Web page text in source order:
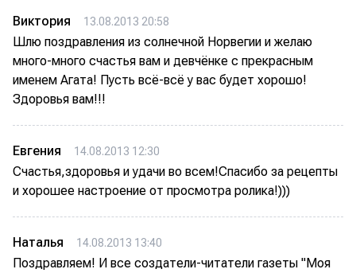
Виктория 13.08.2013 20:58
Шлю поздравления из солнечной Норвегии и желаю
много-много счастья вам и девчёнке с прекрасным
именем Агата! Пусть всё-всё у вас будет хорошо!
Здоровья вам!!!
Евгения 14.08.2013 12:30
Счастья,здоровья и удачи во всем!Спасибо за рецепты
и хорошее настроение от просмотра ролика!)))
Наталья 14.08.2013 13:40
Поздравляем! И все создатели-читатели газеты "Моя